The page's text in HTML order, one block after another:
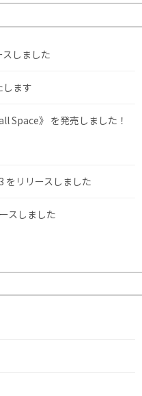
しました
します
Space》 を発売しました！
をリリースしました
スしました